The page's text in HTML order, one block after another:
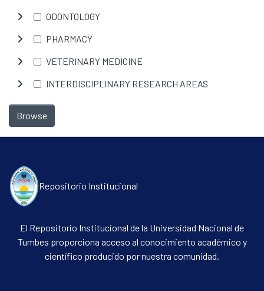
Communities & Collections
ODONTOLOGY
PHARMACY
VETERINARY MEDICINE
INTERDISCIPLINARY RESEARCH AREAS
Browse
Repositorio Institucional
El Repositorio Institucional de la Universidad Nacional de
Tumbes proporciona acceso al conocimiento académico y
científico producido por nuestra comunidad.